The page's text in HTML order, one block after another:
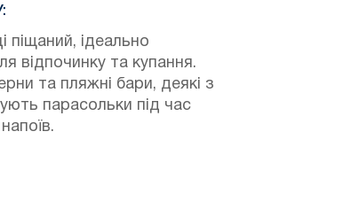
піщаний, ідеально
відпочинку та купання.
та пляжні бари, деякі з
парасольки під час